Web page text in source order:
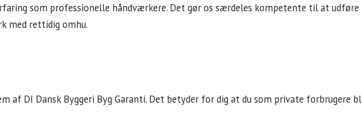
som professionelle håndværkere. Det gør os særdeles kompetente til at
med rettidig omhu.
af DI Dansk Byggeri Byg Garanti. Det betyder for dig at du som private forbrugere